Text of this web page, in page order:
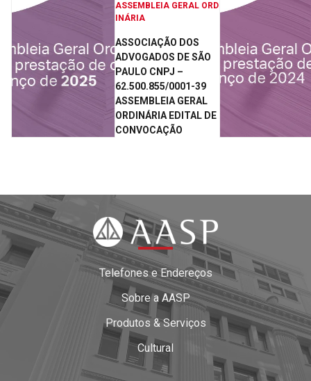
ASSEMBLEIA GERAL ORD
INÁRIA
ASSOCIAÇÃO DOS
ADVOGADOS DE SÃO
PAULO CNPJ –
62.500.855/0001-39
ASSEMBLEIA GERAL
ORDINÁRIA EDITAL DE
CONVOCAÇÃO
Telefones e Endereços
Sobre a AASP
Produtos & Serviços
Cultural